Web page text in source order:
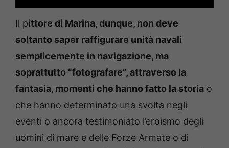
Il pittore di Marina, dunque, non deve
soltanto saper raffigurare unità navali
semplicemente in navigazione, ma
soprattutto “fotografare”, attraverso la
fantasia, momenti che hanno fatto la storia o
che hanno determinato una svolta negli
eventi o ancora testimoniato l’eroismo degli
uomini di mare e delle Forze Armate o di